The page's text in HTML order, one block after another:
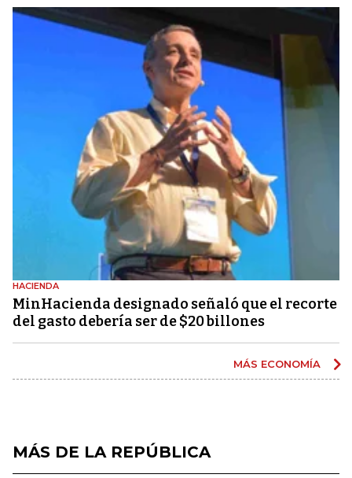
HACIENDA
MinHacienda designado señaló que el recorte
del gasto debería ser de $20 billones
MÁS ECONOMÍA
MÁS DE LA REPÚBLICA